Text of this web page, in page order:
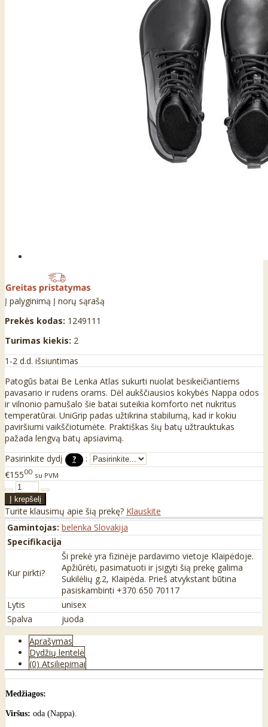
Į palyginimą Į norų sąrašą
Prekės kodas: 1249111
Turimas kiekis: 2
1-2 d.d. išsiuntimas
Patogūs batai Be Lenka Atlas sukurti nuolat besikeičiantiems
pavasario ir rudens orams. Dėl aukščiausios kokybės Nappa odos
ir vilnonio pamušalo šie batai suteikia komforto net nukritus
temperatūrai. UniGrip padas užtikrina stabilumą, kad ir kokiu
paviršiumi vaikščiotumėte. Praktiškas šių batų užtrauktukas
pažada lengvą batų apsiavimą.
Pasirinkite dydį
?
:
€15500 su PVM
Turite klausimų apie šią prekę? Klauskite
Gamintojas: belenka Slovakija
Specifikacija
Kur pirkti?
Ši prekė yra fizinėje pardavimo vietoje Klaipėdoje.
Apžiūrėti, pasimatuoti ir įsigyti šią prekę galima
Sukilėlių g.2, Klaipėda. Prieš atvykstant būtina
pasiskambinti +370 650 70117
Lytis
unisex
Spalva
juoda
Aprašymas
Dydžių lentelė
(0) Atsiliepimai
Medžiagos:
Viršus: oda (Nappa).